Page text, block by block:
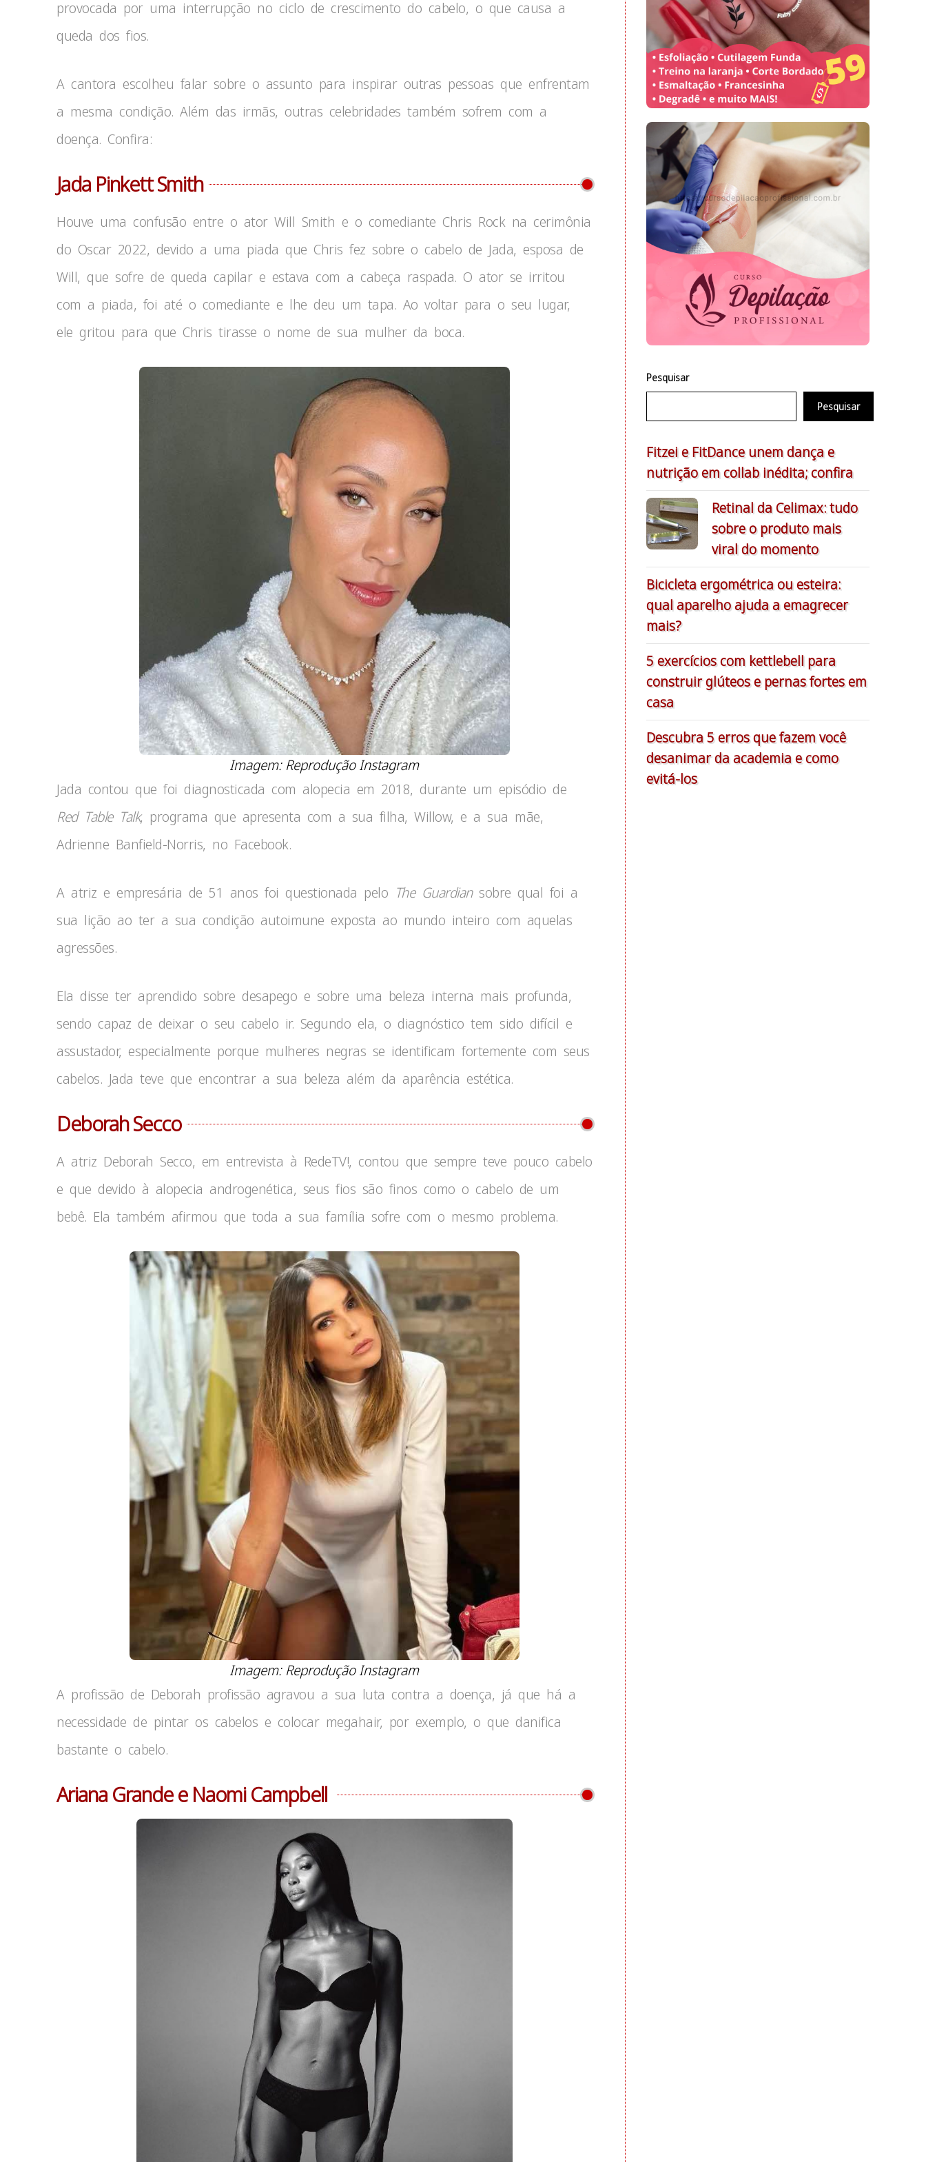
provocada por uma interrupção no ciclo de crescimento do cabelo, o que causa a
queda dos fios.
A cantora escolheu falar sobre o assunto para inspirar outras pessoas que enfrentam
a mesma condição. Além das irmãs, outras celebridades também sofrem com a
doença. Confira:
Jada Pinkett Smith
Houve uma confusão entre o ator Will Smith e o comediante Chris Rock na cerimônia
do Oscar 2022, devido a uma piada que Chris fez sobre o cabelo de Jada, esposa de
Will, que sofre de queda capilar e estava com a cabeça raspada. O ator se irritou
com a piada, foi até o comediante e lhe deu um tapa. Ao voltar para o seu lugar,
ele gritou para que Chris tirasse o nome de sua mulher da boca.
Imagem: Reprodução Instagram
Jada contou que foi diagnosticada com alopecia em 2018, durante um episódio de
Red Table Talk, programa que apresenta com a sua filha, Willow, e a sua mãe,
Adrienne Banfield-Norris, no Facebook.
A atriz e empresária de 51 anos foi questionada pelo The Guardiansobre qual foi a
sua lição ao ter a sua condição autoimune exposta ao mundo inteiro com aquelas
agressões.
Ela disse ter aprendido sobre desapego e sobre uma beleza interna mais profunda,
sendo capaz de deixar o seu cabelo ir. Segundo ela, o diagnóstico tem sido difícil e
assustador, especialmente porque mulheres negras se identificam fortemente com seus
cabelos. Jada teve que encontrar a sua beleza além da aparência estética.
Deborah Secco
A atriz Deborah Secco, em entrevista à RedeTV!, contou que sempre teve pouco cabelo
e que devido à alopecia androgenética, seus fios são finos como o cabelo de um
bebê. Ela também afirmou que toda a sua família sofre com o mesmo problema.
Imagem: Reprodução Instagram
A profissão de Deborah profissão agravou a sua luta contra a doença, já que há a
necessidade de pintar os cabelos e colocar megahair, por exemplo, o que danifica
bastante o cabelo.
Ariana Grande e Naomi Campbell
Pesquisar
Pesquisar
Fitzei e FitDance unem dança e
nutrição em collab inédita; confira
Retinal da Celimax: tudo
sobre o produto mais
viral do momento
Bicicleta ergométrica ou esteira:
qual aparelho ajuda a emagrecer
mais?
5 exercícios com kettlebell para
construir glúteos e pernas fortes em
casa
Descubra 5 erros que fazem você
desanimar da academia e como
evitá-los